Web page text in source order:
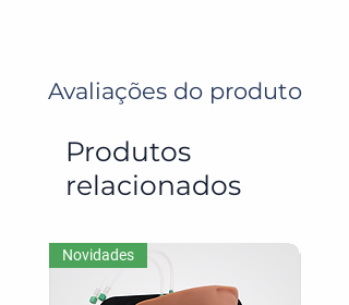
Avaliações do produto
Produtos
relacionados
Novidades